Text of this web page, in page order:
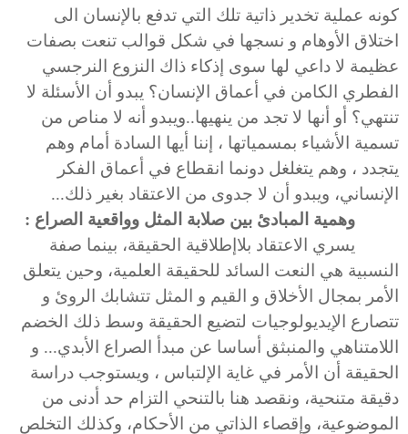
كونه عملية تخدير ذاتية تلك التي تدفع بالإنسان الى
اختلاق الأوهام و نسجها في شكل قوالب تنعت بصفات
عظيمة لا داعي لها سوى إذكاء ذاك النزوع النرجسي
الفطري الكامن في أعماق الإنسان؟ يبدو أن الأسئلة لا
تنتهي؟ أو أنها لا تجد من ينهيها..ويبدو أنه لا مناص من
تسمية الأشياء بمسمياتها ، إننا أيها السادة أمام وهم
يتجدد ، وهم يتغلغل دونما انقطاع في أعماق الفكر
الإنساني، ويبدو أن لا جدوى من الاعتقاد بغير ذلك...
وهمية المبادئ بين صلابة المثل وواقعية الصراع :
يسري الاعتقاد بلاإطلاقية الحقيقة، بينما صفة
النسبية هي النعت السائد للحقيقة العلمية، وحين يتعلق
الأمر بمجال الأخلاق و القيم و المثل تتشابك الروئ و
تتصارع الإيديولوجيات لتضيع الحقيقة وسط ذلك الخضم
اللامتناهي والمنبثق أساسا عن مبدأ الصراع الأبدي... و
الحقيقة أن الأمر في غاية الإلتباس ، ويستوجب دراسة
دقيقة متنحية، ونقصد هنا بالتنحي التزام حد أدنى من
الموضوعية، وإقصاء الذاتي من الأحكام، وكذلك التخلص